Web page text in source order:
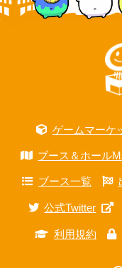
ゲームマーケ
ブース＆ホール
ブース一覧
公式Twitter
利用規約